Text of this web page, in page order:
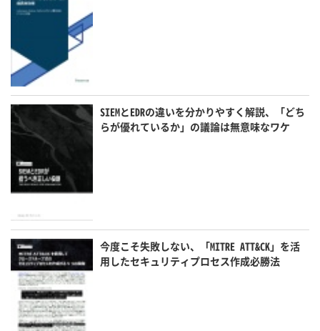
SIEMとEDRの違いを分かりやすく解説、「どち
らが優れているか」の議論は無意味なワケ
今度こそ失敗しない、「MITRE ATT&CK」を活
用したセキュリティプロセス作成必勝法